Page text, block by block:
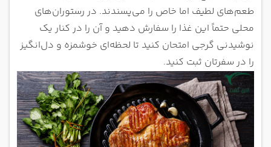
طعم‌های لطیف اما خاص را می‌پسندند. در رستوران‌های
محلی حتماً این غذا را سفارش دهید و آن را در کنار یک
نوشیدنی گرجی امتحان کنید تا لحظه‌ای خوشمزه و دل‌انگیز
را در سفرتان ثبت کنید.